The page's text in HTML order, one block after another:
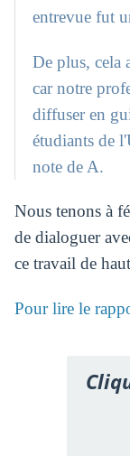
entrevue fut
De plus, cela
car notre
diffuser en
étudiants de
note de A.
Nous tenons à
de dialoguer
ce travail de
Pour lire le